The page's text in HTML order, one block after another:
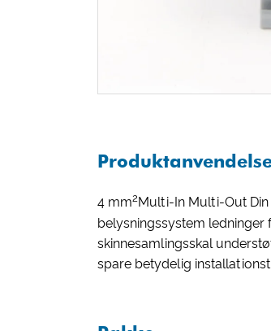
4 mm2Multi-In Multi-Out
belysningssystem
skinnesamlingsskal
spare betydelig